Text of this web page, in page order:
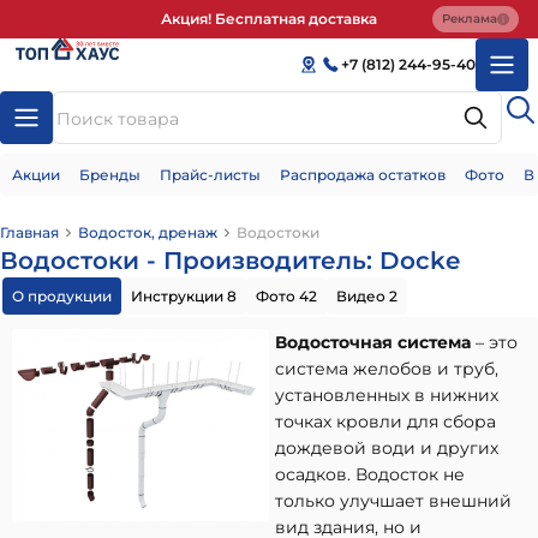
Акция! Бесплатная доставка Реклама
+7 (812) 244-95-40
Акции Бренды Прайс-листы Распродажа остатков Фото
Главная Водосток, дренаж Водостоки
Водостоки - Производитель: Docke
О продукции Инструкции 8 Фото 42 Видео 2
Водосточная система – это
система желобов и труб,
установленных в нижних
точках кровли для сбора
дождевой води и других
осадков. Водосток не
только улучшает внешний
вид здания, но и